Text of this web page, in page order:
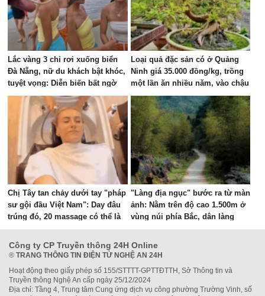
Lắc vàng 3 chỉ rơi xuống biển
Đà Nẵng, nữ du khách bật khóc,
tuyệt vọng: Diễn biến bất ngờ
sau đó
Loại quả đặc sản có ở Quảng
Ninh giá 35.000 đồng/kg, trồng
một lần ăn nhiều năm, vào chậu
làm bonsai giúp chiêu tài
Chị Tây tan chảy dưới tay "pháp
sư gội đầu Việt Nam": Day đâu
trúng đó, 20 massage có thể là
phê nhất cuộc đời!
"Làng địa ngục" bước ra từ màn
ảnh: Nằm trên độ cao 1.500m ở
vùng núi phía Bắc, dân làng
từng sống trong "3 không"
Công ty CP Truyền thông 24H Online
® TRANG THÔNG TIN ĐIỆN TỬ NGHỆ AN 24H
Hoạt động theo giấy phép số 155/STTTT-GPTTĐTTH, Sở Thông tin và
Truyền thông Nghệ An cấp ngày 25/12/2024
Địa chỉ: Tầng 4, Trung tâm Cung ứng dịch vụ công phường Trường Vinh, số